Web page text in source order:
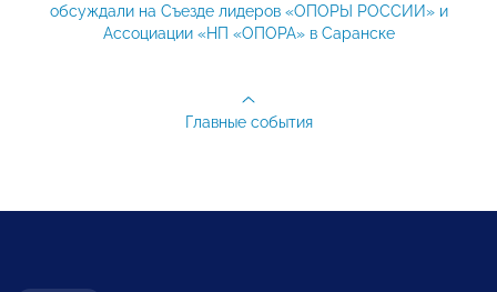
обсуждали на Съезде лидеров «ОПОРЫ РОССИИ» и
Ассоциации «НП «ОПОРА» в Саранске
Главные события